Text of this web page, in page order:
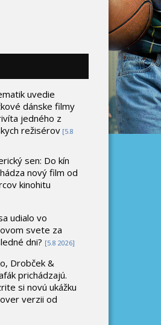
uvedie
dánske filmy
jedného z
režisérov [5.8
sen: Do kín
nový film od
kinohitu
udialo vo
svete za
dni? [5.8 2026]
Drobček &
prichádzajú.
si novú ukážku
verzii od